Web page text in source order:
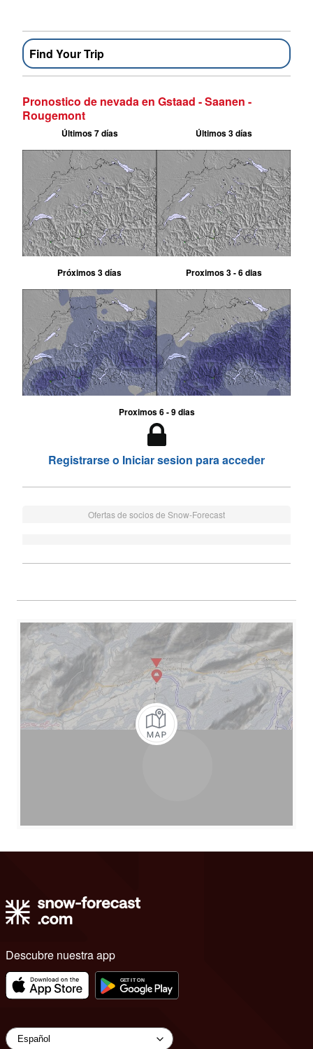
Find Your Trip
Pronostico de nevada en Gstaad - Saanen -
Rougemont
Últimos 7 días Últimos 3 días
Próximos 3 días Proximos 3 - 6 dias
Proximos 6 - 9 dias
Registrarse o Iniciar sesion para acceder
Ofertas de socios de Snow-Forecast
Descubre nuestra app